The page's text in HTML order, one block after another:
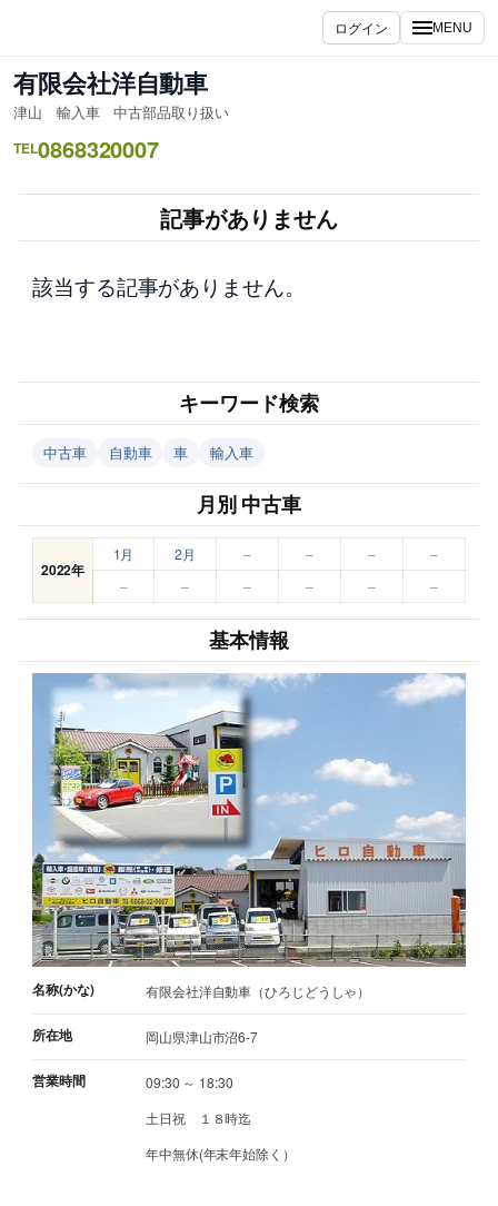
を
ス
キ
ッ
ログイン MENU
有限会社洋自動車
津山 輸入車 中古部品取り扱い
TEL0868320007
記事がありません
該当する記事がありません。
キーワード検索
中古車 自動車 車 輸入車
月別 中古車
2022年
1月 2月 – – –
–
–
– – – – –
基本情報
名称(かな) 有限会社洋自動車（ひろじどうしゃ）
所在地 岡山県津山市沼6-7
営業時間
09:30 ～ 18:30
土日祝 １８時迄
年中無休(年末年始除く）